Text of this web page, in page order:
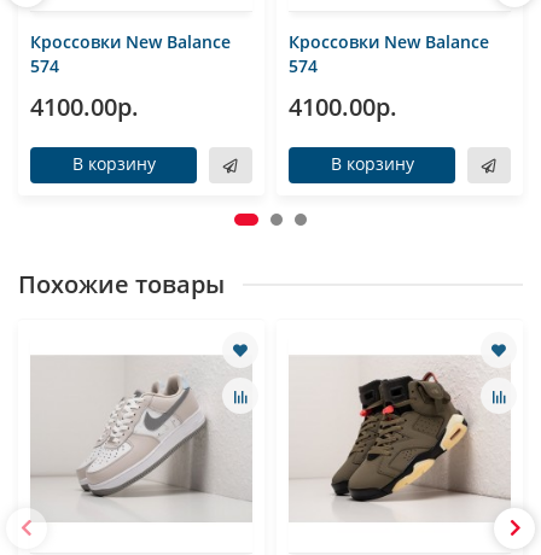
Кроссовки New Balance
574
4100.00р.
В корзину
Кроссовки New Balance
574
4100.00р.
В корзину
Похожие товары